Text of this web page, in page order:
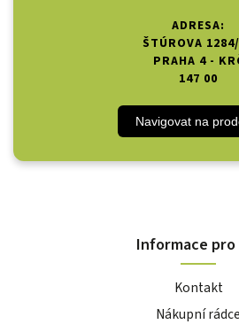
ADRESA:
ŠTÚROVA
PRAHA 4 -
147 00
Navigovat na
Informace pro
Kontakt
Nákupní rádce